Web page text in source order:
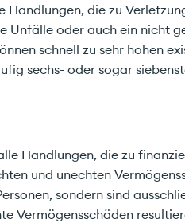
Handlungen, die zu
Unfälle oder auch ein nicht
schnell zu sehr hohen
sechs- oder sogar
Handlungen, die zu
und unechten
sondern sind
Vermögensschäden